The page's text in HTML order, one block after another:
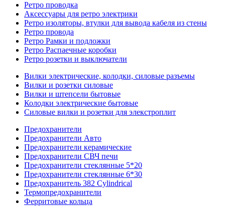
Ретро проводка
Аксессуары для ретро электрики
Ретро изоляторы, втулки для вывода кабеля из стены
Ретро провода
Ретро Рамки и подложки
Ретро Распаечные коробки
Ретро розетки и выключатели
Вилки электрические, колодки, силовые разъемы
Вилки и розетки силовые
Вилки и штепсели бытовые
Колодки электрические бытовые
Силовые вилки и розетки для элекстроплит
Предохранители
Предохранители Авто
Предохранители керамические
Предохранители СВЧ печи
Предохранители стеклянные 5*20
Предохранители стеклянные 6*30
Предохранитель 382 Cylindrical
Термопредохранители
Ферритовые кольца